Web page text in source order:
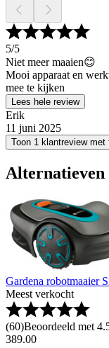
5/5
Niet meer maaien😊
Mooi apparaat en
mee te kijken
Lees hele review
Erik
11 juni 2025
Toon 1 klantreview met
Alternatieven
Gardena robotmaaier
Meest verkocht
(60)Beoordeeld met
389.00